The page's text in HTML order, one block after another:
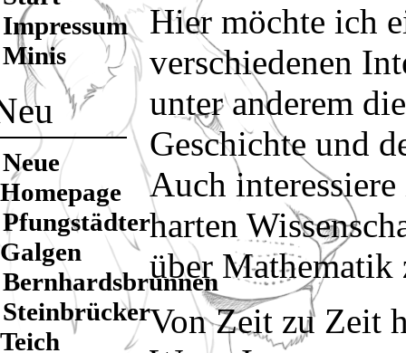
Impressum
Minis
Neue
Homepage
Pfungstädter
Galgen
Bernhardsbrunnen
Steinbrücker
Teich
Hier möchte ich
verschiedenen
unter anderem
Geschichte und
Auch
harten
über
Von Zeit zu Zeit